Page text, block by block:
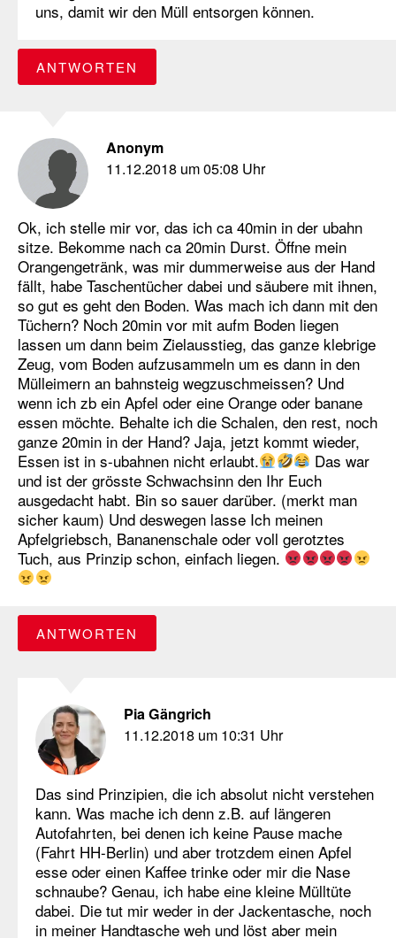
uns, damit wir den Müll entsorgen können.
ANTWORTEN
Anonym
11.12.2018 um 05:08 Uhr
Ok, ich stelle mir vor, das ich ca 40min in der ubahn
sitze. Bekomme nach ca 20min Durst. Öffne mein
Orangengetränk, was mir dummerweise aus der Hand
fällt, habe Taschentücher dabei und säubere mit ihnen,
so gut es geht den Boden. Was mach ich dann mit den
Tüchern? Noch 20min vor mit aufm Boden liegen
lassen um dann beim Zielausstieg, das ganze klebrige
Zeug, vom Boden aufzusammeln um es dann in den
Mülleimern an bahnsteig wegzuschmeissen? Und
wenn ich zb ein Apfel oder eine Orange oder banane
essen möchte. Behalte ich die Schalen, den rest, noch
ganze 20min in der Hand? Jaja, jetzt kommt wieder,
Essen ist in s-ubahnen nicht erlaubt.
Das war
und ist der grösste Schwachsinn den Ihr Euch
ausgedacht habt. Bin so sauer darüber. (merkt man
sicher kaum) Und deswegen lasse Ich meinen
Apfelgriebsch, Bananenschale oder voll gerotztes
Tuch, aus Prinzip schon, einfach liegen.
ANTWORTEN
Pia Gängrich
11.12.2018 um 10:31 Uhr
Das sind Prinzipien, die ich absolut nicht verstehen
kann. Was mache ich denn z.B. auf längeren
Autofahrten, bei denen ich keine Pause mache
(Fahrt HH-Berlin) und aber trotzdem einen Apfel
esse oder einen Kaffee trinke oder mir die Nase
schnaube? Genau, ich habe eine kleine Mülltüte
dabei. Die tut mir weder in der Jackentasche, noch
in meiner Handtasche weh und löst aber mein